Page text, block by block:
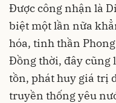
Được công nhận là Di
biệt một lần nữa
hóa, tinh thần
Đồng thời, đây cũng
tồn, phát huy giá trị
truyền thống yêu